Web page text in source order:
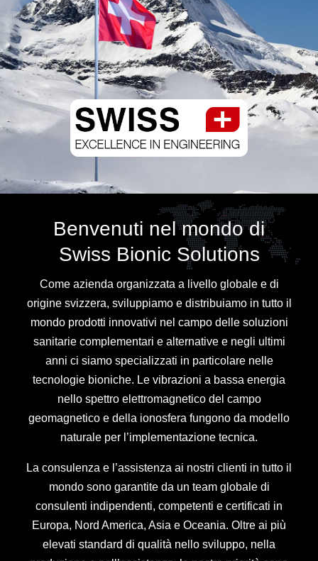
Benvenuti nel mondo di
Swiss Bionic Solutions
Come azienda organizzata a livello globale e di
origine svizzera, sviluppiamo e distribuiamo in tutto il
mondo prodotti innovativi nel campo delle soluzioni
sanitarie complementari e alternative e negli ultimi
anni ci siamo specializzati in particolare nelle
tecnologie bioniche. Le vibrazioni a bassa energia
nello spettro elettromagnetico del campo
geomagnetico e della ionosfera fungono da modello
naturale per l’implementazione tecnica.
La consulenza e l’assistenza ai nostri clienti in tutto il
mondo sono garantite da un team globale di
consulenti indipendenti, competenti e certificati in
Europa, Nord America, Asia e Oceania. Oltre ai più
elevati standard di qualità nello sviluppo, nella